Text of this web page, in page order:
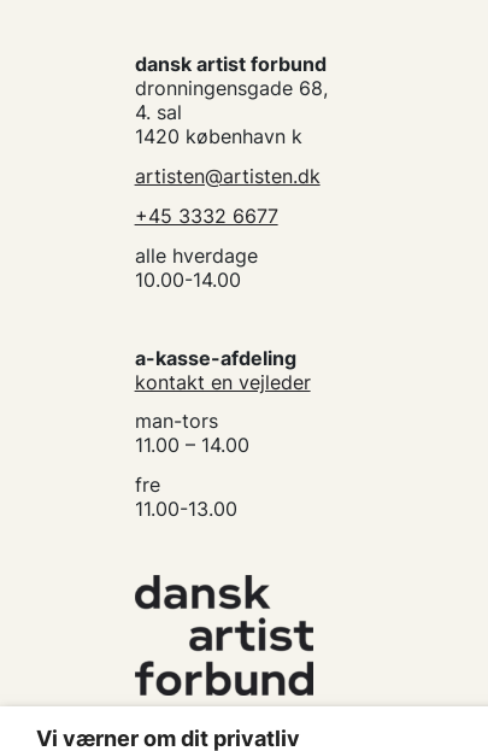
dansk artist forbund
dronningensgade 68,
4. sal
1420 københavn k
artisten@artisten.dk
+45 3332 6677
alle hverdage
10.00-14.00
a-kasse-afdeling
kontakt en vejleder
man-tors
11.00 – 14.00
fre
11.00-13.00
Vi værner om dit privatliv